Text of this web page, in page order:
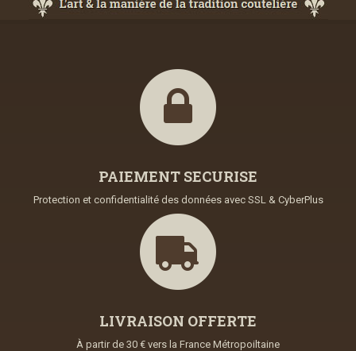
PAIEMENT SECURISE
Protection et confidentialité des données avec SSL & CyberPlus
LIVRAISON OFFERTE
À partir de 30 € vers la France Métropoiltaine